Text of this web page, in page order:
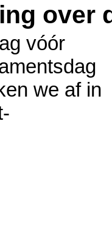
over
vóór
we af in